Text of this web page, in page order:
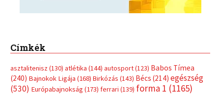
Címkék
asztalitenisz (130) atlétika (144) autosport(123) Babos Tímea
(240) Bajnokok Ligája (168) Birkózás (143) Bécs (214) egészség
(530) Európabajnokság (173) ferrari (139) forma 1 (1165)